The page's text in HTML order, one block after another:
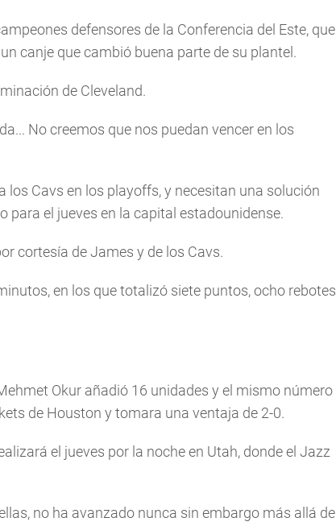
defensores de la Conferencia del Este, que
canje que cambió buena parte de su plantel.
de Cleveland.
No creemos que nos puedan vencer en los
Cavs en los playoffs, y necesitan una solución
para el jueves en la capital estadounidense.
cortesía de James y de los Cavs.
en los que totalizó siete puntos, ocho rebotes
Okur añadió 16 unidades y el mismo número
de Houston y tomara una ventaja de 2-0.
el jueves por la noche en Utah, donde el Jazz
no ha avanzado nunca sin embargo más allá de